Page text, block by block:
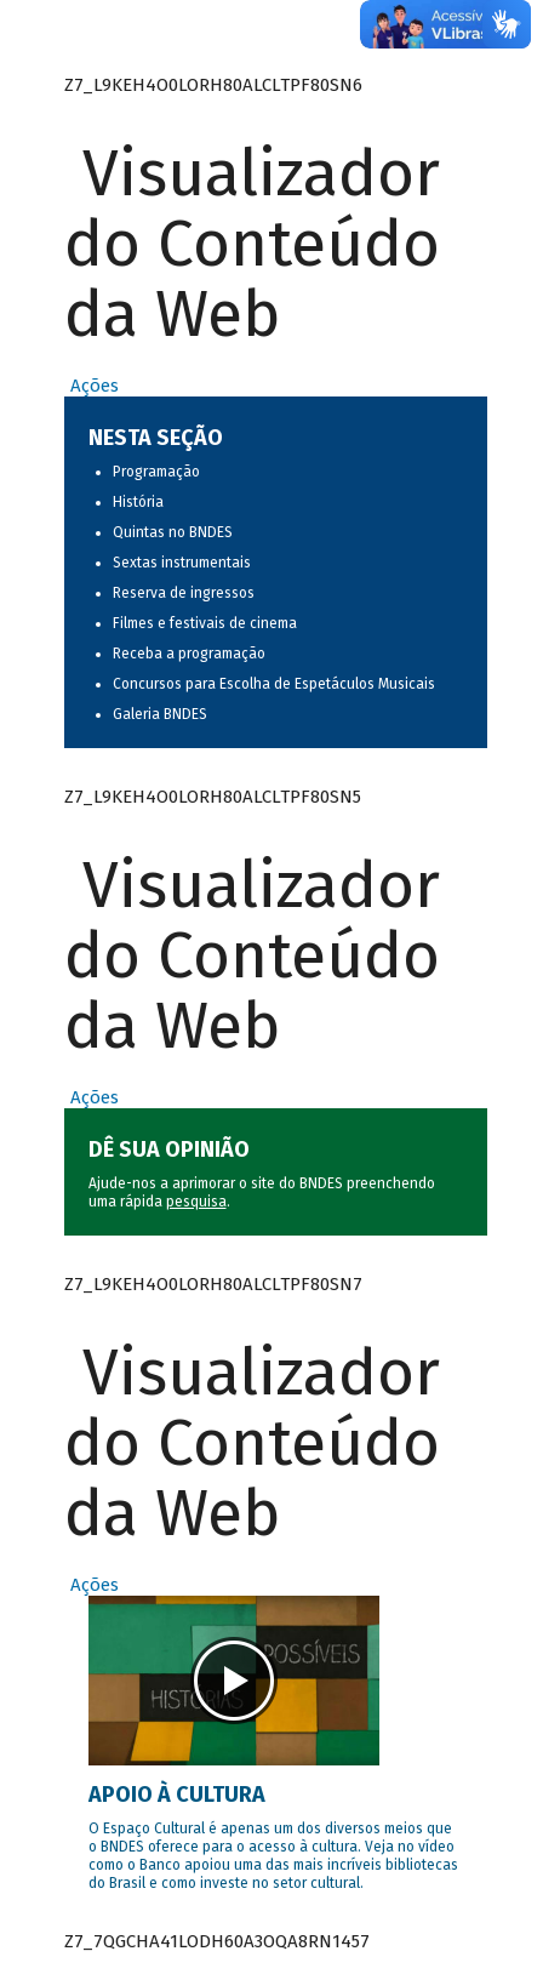
Z7_L9KEH4O0LORH80ALCLTPF80SN6
Visualizador
do Conteúdo
da Web
Ações
NESTA SEÇÃO
Programação
História
Quintas no BNDES
Sextas instrumentais
Reserva de ingressos
Filmes e festivais de cinema
Receba a programação
Concursos para Escolha de Espetáculos Musicais
Galeria BNDES
Z7_L9KEH4O0LORH80ALCLTPF80SN5
Visualizador
do Conteúdo
da Web
Ações
DÊ SUA OPINIÃO
Ajude-nos a aprimorar o site do BNDES preenchendo
uma rápida pesquisa.
Z7_L9KEH4O0LORH80ALCLTPF80SN7
Visualizador
do Conteúdo
da Web
Ações
APOIO À CULTURA
O Espaço Cultural é apenas um dos diversos meios que
o BNDES oferece para o acesso à cultura. Veja no vídeo
como o Banco apoiou uma das mais incríveis bibliotecas
do Brasil e como investe no setor cultural.
Z7_7QGCHA41LODH60A3OQA8RN1457